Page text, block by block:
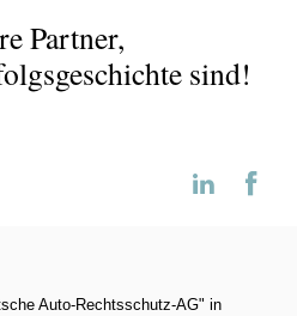
Partner,
sind!
Auto-Rechtsschutz-AG" in